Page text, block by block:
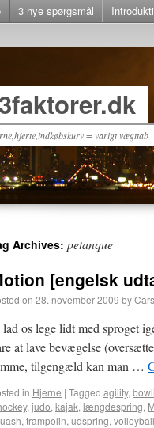
3 nye spørgsmål
= varigt vægttab
Archives: petanque
[engelsk
on 28. november 2009 by
lad os lege lidt med sproget
at lave bevægelse
tilgengæld kan man …
in Hjerne | Tagged agility,
, judo, kajak, længdespring,
, trampolin, udspring, volleyball